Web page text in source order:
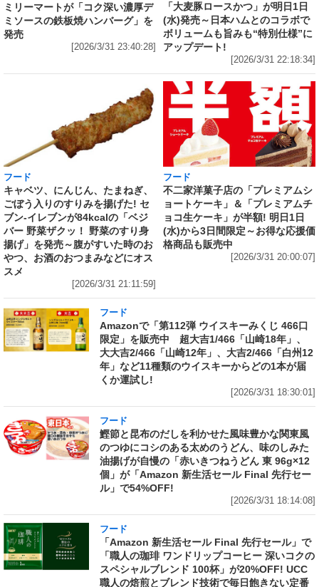
ミリーマートが「コク深い濃厚デ
ミソースの鉄板焼ハンバーグ」を
発売
[2026/3/31 23:40:28]
「大麦豚ロースかつ」が明日1日
(水)発売～日本ハムとのコラボで
ボリュームも旨みも“特別仕様”に
アップデート!
[2026/3/31 22:18:34]
フード
キャベツ、にんじん、たまねぎ、
ごぼう入りのすりみを揚げた! セ
ブン‐イレブンが84kcalの「ベジ
バー 野菜ザクッ！ 野菜のすり身
揚げ」を発売～腹がすいた時のお
やつ、お酒のおつまみなどにオス
スメ
[2026/3/31 21:11:59]
フード
不二家洋菓子店の「プレミアムシ
ョートケーキ」＆「プレミアムチ
ョコ生ケーキ」が半額! 明日1日
(水)から3日間限定～お得な応援価
格商品も販売中
[2026/3/31 20:00:07]
フード
Amazonで「第112弾 ウイスキーみくじ 466口
限定」を販売中 超大吉1/466「山崎18年」、
大大吉2/466「山崎12年」、大吉2/466「白州12
年」など11種類のウイスキーからどの1本が届
くか運試し!
[2026/3/31 18:30:01]
フード
鰹節と昆布のだしを利かせた風味豊かな関東風
のつゆにコシのある太めのうどん、味のしみた
油揚げが自慢の「赤いきつねうどん 東 96g×12
個」が「Amazon 新生活セール Final 先行セー
ル」で54%OFF!
[2026/3/31 18:14:08]
フード
「Amazon 新生活セール Final 先行セール」で
「職人の珈琲 ワンドリップコーヒー 深いコクの
スペシャルブレンド 100杯」が20%OFF! UCC
職人の焙煎とブレンド技術で毎日飽きない定番